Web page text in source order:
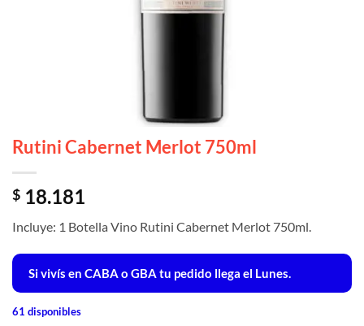
Rutini Cabernet Merlot 750ml
$ 18.181
Incluye: 1 Botella Vino Rutini Cabernet Merlot 750ml.
Si vivís en CABA o GBA tu pedido llega el Lunes.
61 disponibles